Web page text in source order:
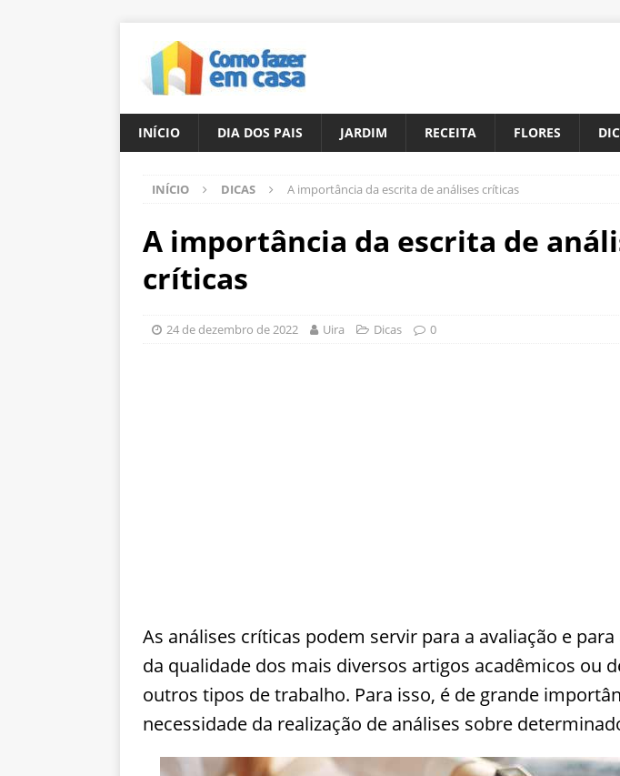
INÍCIO DIA DOS PAIS JARDIM RECEITA FLORES
INÍCIO DICAS A importância da escrita de análises críticas
A importância da escrita de
críticas
24 de dezembro de 2022 Uira Dicas 0
As análises críticas podem servir para a avaliação e
da qualidade dos mais diversos artigos acadêmicos ou
outros tipos de trabalho. Para isso, é de grande
necessidade da realização de análises sobre